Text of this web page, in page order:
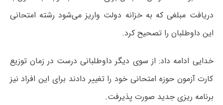
دریافت مبلغی که به خزانه دولت واریز می‌شود رشته امتحانی
این داوطلبان را تصحیح کرد.
خدایی ادامه داد: از سوی دیگر داوطلبانی درست در زمان توزیع
کارت آزمون حوزه امتحانی خود را تغییر دادند برای این افراد نیز
برنامه ریزی جدید صورت پذیرفت.